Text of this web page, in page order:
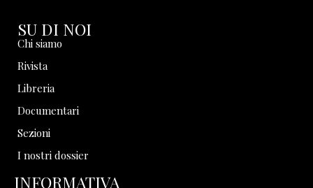
SU DI NOI
Chi siamo
Rivista
Libreria
Documentari
Sezioni
I nostri dossier
INFORMATIVA